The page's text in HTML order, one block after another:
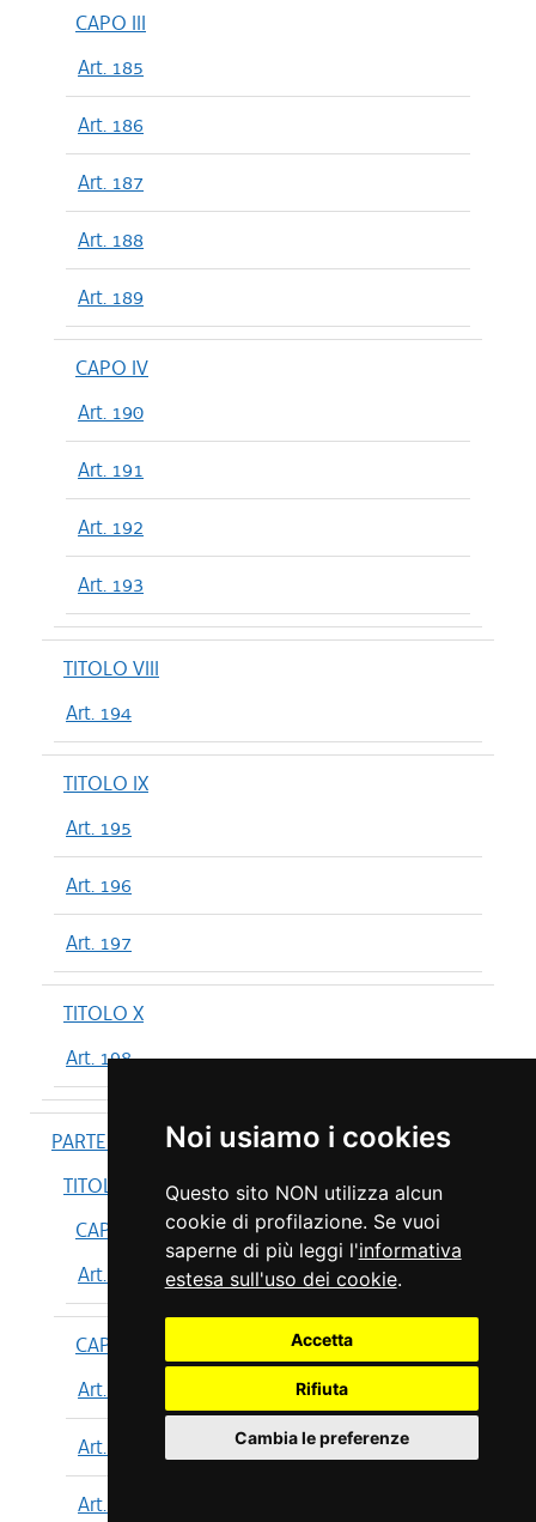
Noi usiamo i cookies
Questo sito NON utilizza alcun
cookie di profilazione. Se vuoi
saperne di più leggi l'informativa
estesa sull'uso dei cookie.
Accetta
Rifiuta
Cambia le preferenze
CAPO III
Art. 185
Art. 186
Art. 187
Art. 188
Art. 189
CAPO IV
Art. 190
Art. 191
Art. 192
Art. 193
TITOLO VIII
Art. 194
TITOLO IX
Art. 195
Art. 196
Art. 197
TITOLO X
Art. 198
PARTE IV
TITOLO I
CAPO I
Art. 199
CAPO II
Art. 200
Art. 201
Art. 202